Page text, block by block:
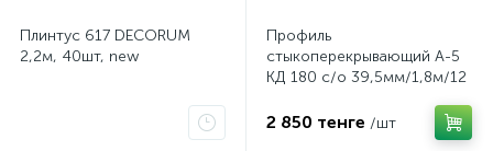
Плинтус 617 DECORUM
2,2м, 40шт, new
Профиль
стыкоперекрывающий А-5
КД 180 с/о 39,5мм/1,8м/12
2 850 тенге /шт